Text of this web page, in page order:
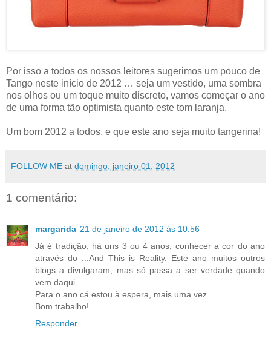
Por isso a todos os nossos leitores sugerimos um pouco de
Tango neste início de 2012 … seja um vestido, uma sombra
nos olhos ou um toque muito discreto, vamos começar o ano
de uma forma tão optimista quanto este tom laranja.
Um bom 2012 a todos, e que este ano seja muito tangerina!
FOLLOW ME at domingo, janeiro 01, 2012
1 comentário:
margarida 21 de janeiro de 2012 às 10:56
Já é tradição, há uns 3 ou 4 anos, conhecer a cor do ano
através do ...And This is Reality. Este ano muitos outros
blogs a divulgaram, mas só passa a ser verdade quando
vem daqui.
Para o ano cá estou à espera, mais uma vez.
Bom trabalho!
Responder